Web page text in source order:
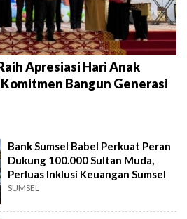
Apresiasi Hari Anak
Bangun Generasi
Bank Sumsel Babel Perkuat Peran
Dukung 100.000 Sultan Muda,
Perluas Inklusi Keuangan Sumsel
SUMSEL